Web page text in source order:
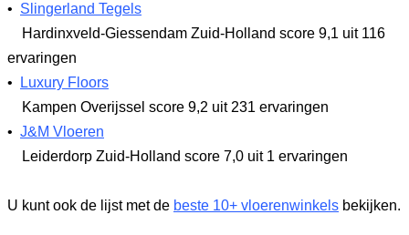
• Slingerland Tegels
Hardinxveld-Giessendam Zuid-Holland score 9,1 uit 116
ervaringen
•
Luxury Floors
Kampen Overijssel score 9,2 uit 231 ervaringen
• J&M Vloeren
Leiderdorp Zuid-Holland score 7,0 uit 1 ervaringen
U kunt ook de lijst met de beste 10+ vloerenwinkels bekijken.